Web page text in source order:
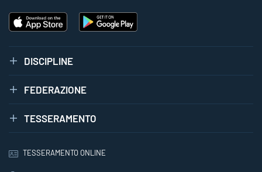
DISCIPLINE
FEDERAZIONE
TESSERAMENTO
TESSERAMENTO ONLINE